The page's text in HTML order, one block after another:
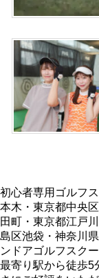
初心者専用ゴルフ
本木・東京都中央
田町・東京都江戸
島区池袋・神奈川
ンドアゴルフスクー
最寄り駅から徒歩5